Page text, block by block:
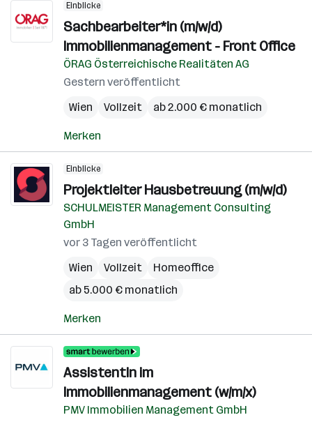
Einblicke
Sachbearbeiter*in (m/w/d)
Immobilienmanagement - Front Office
ÖRAG Österreichische Realitäten AG
Gestern veröffentlicht
Wien
Vollzeit ab 2.000 € monatlich
Merken
Einblicke
Projektleiter Hausbetreuung (m/w/d)
SCHULMEISTER Management Consulting
GmbH
vor 3 Tagen veröffentlicht
Wien
Vollzeit
Homeoffice
ab 5.000 € monatlich
Merken
AssistentIn im
Immobilienmanagement (w/m/x)
PMV Immobilien Management GmbH